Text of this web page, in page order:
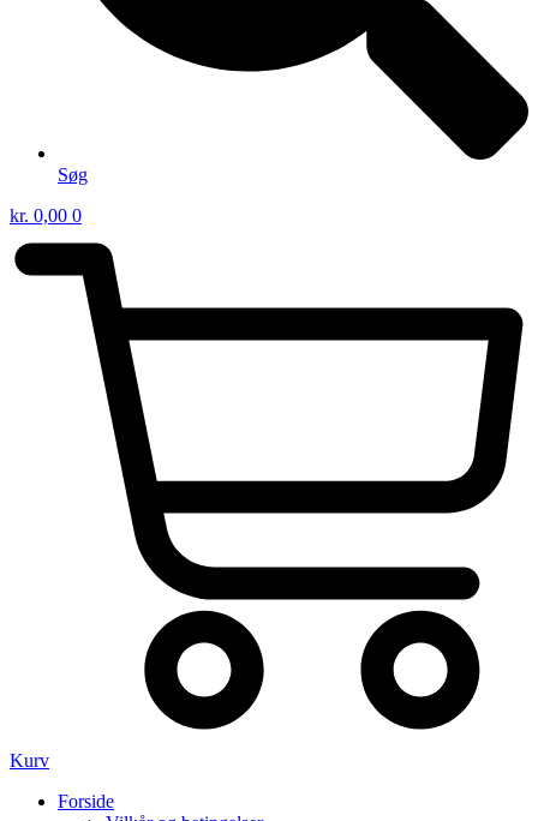
Søg
kr. 0,00 0
Kurv
Forside